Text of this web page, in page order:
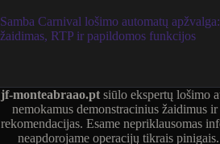
Samba Carnival lošimo automatų
žaidimas, RTP ir papildomos funkcijos
jf-monteabraao.pt siūlo ekspertų lošimo
nemokamus demonstracinius žaidimus
rekomendacijas. Esame nepriklausomas
neapdorojame operacijų tikrais